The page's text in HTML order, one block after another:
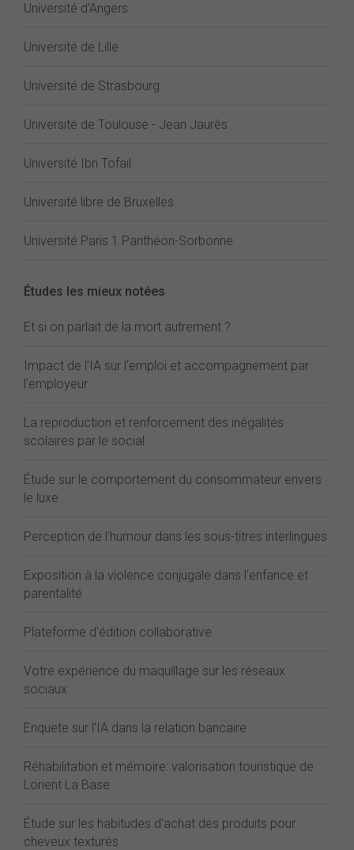
Université d'Angers
Université de Lille
Université de Strasbourg
Université de Toulouse - Jean Jaurès
Université Ibn Tofail
Université libre de Bruxelles
Université Paris 1 Panthéon-Sorbonne
Études les mieux notées
Et si on parlait de la mort autrement ?
Impact de l'IA sur l'emploi et accompagnement par
l'employeur
La reproduction et renforcement des inégalités
scolaires par le social
Étude sur le comportement du consommateur envers
le luxe
Perception de l'humour dans les sous-titres interlingues
Exposition à la violence conjugale dans l'enfance et
parentalité
Plateforme d'édition collaborative
Votre expérience du maquillage sur les réseaux
sociaux
Enquete sur l'IA dans la relation bancaire
Réhabilitation et mémoire: valorisation touristique de
Lorient La Base
Étude sur les habitudes d'achat des produits pour
cheveux texturés